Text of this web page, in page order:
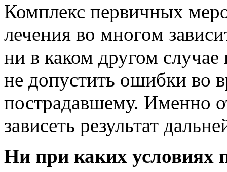
Комплекс первичных
лечения во многом
ни в каком другом
не допустить ошибки во
пострадавшему. Именно
зависеть результат
Ни при каких условиях